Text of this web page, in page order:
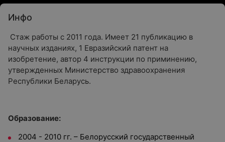
Инфо
Стаж работы с 2011 года. Имеет 21 публикацию в
научных изданиях, 1 Евразийский патент на
изобретение, автор 4 инструкции по приминению,
утвержденных Министерство здравоохранения
Республики Беларусь.
Образование:
2004 - 2010 гг. – Белорусский государственный